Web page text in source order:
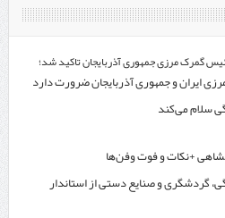
گمرک مرزی جمهوری آذربایجان تاکید شد؛
ایران و جمهوری آذربایجان ضرورت دارد
سلام می‌کند
+نکات و فوت وفن‌ها
گردشگری و صنایع دستی از استاندار